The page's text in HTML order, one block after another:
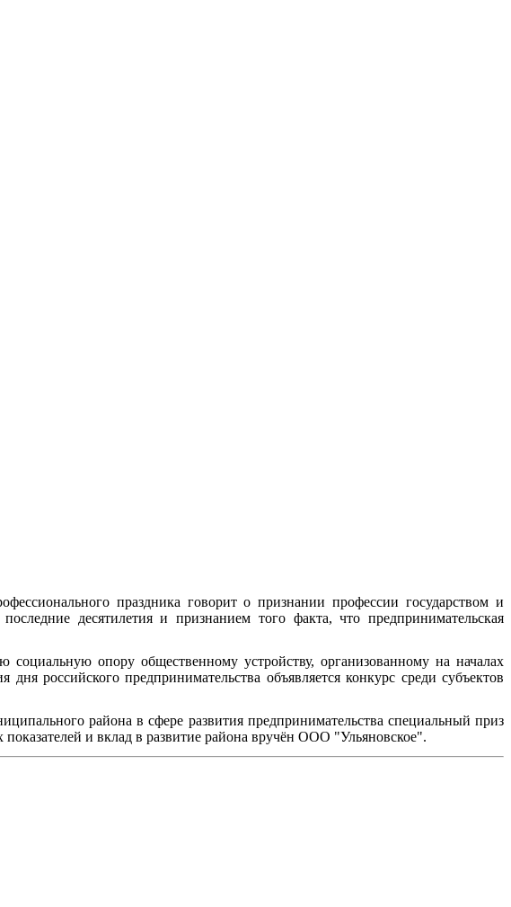
праздника говорит о признании профессии государством и
десятилетия и признанием того факта, что предпринимательская
социальную опору общественному устройству, организованному на началах
российского предпринимательства объявляется конкурс среди субъектов
района в сфере развития предпринимательства специальный приз
и вклад в развитие района вручён ООО "Ульяновское".